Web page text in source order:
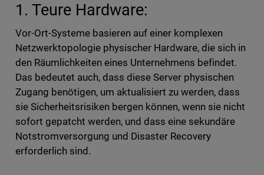
1. Teure Hardware:
Vor-Ort-Systeme basieren auf einer komplexen
Netzwerktopologie physischer Hardware, die sich in
den Räumlichkeiten eines Unternehmens befindet.
Das bedeutet auch, dass diese Server physischen
Zugang benötigen, um aktualisiert zu werden, dass
sie Sicherheitsrisiken bergen können, wenn sie nicht
sofort gepatcht werden, und dass eine sekundäre
Notstromversorgung und Disaster Recovery
erforderlich sind.